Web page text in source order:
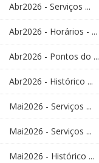
Abr2026 - Serviços ...
Abr2026 - Horários - ...
Abr2026 - Pontos do ...
Abr2026 - Histórico ...
Mai2026 - Serviços ...
Mai2026 - Serviços ...
Mai2026 - Histórico ...